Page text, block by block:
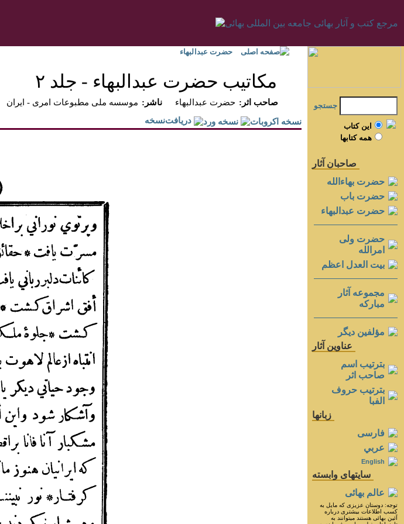
صفحه اصلی حضرت عبدالبهاء
مكاتيب حضرت عبدالبهاء - جلد ۲
موسسه ملی مطبوعات امری - ايران :ناشر حضرت عبدالبهاء
:صاحب اثر
جستجو
اين کتاب
همه کتابها
صاحبان آثار
حضرت بهاءالله
حضرت باب
حضرت عبدالبهاء
حضرت ولی
امرالله
بيت العدل اعظم
مجموعه آثار
مباركه
مؤلفين ديگر
عناوين آثار
بترتيب اسم
صاحب اثر
بترتيب حروف
الفبا
زبانها
فارسی
عربي
English
سايتهای وابسته
عالم بهائی
توجه: دوستان عزيزى كه مايل به
كسب اطلاعات بيشترى درباره
آئين بهائى هستند ميتوانند به